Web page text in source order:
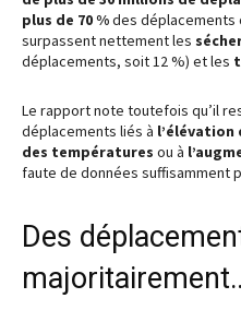
plus de 70 %des déplacements
surpassent nettement les
déplacements, soit 12 %) et les
Le rapport note toutefois qu’il
déplacements liés à l’élévation
des températures ou à
faute de données suffisamment
Des